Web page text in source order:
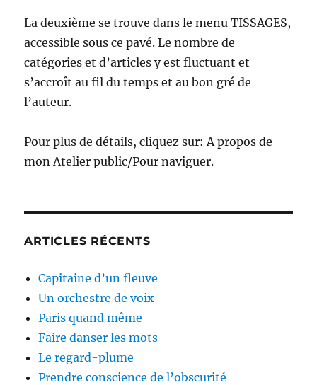
La deuxième se trouve dans le menu TISSAGES,
accessible sous ce pavé. Le nombre de
catégories et d’articles y est fluctuant et
s’accroît au fil du temps et au bon gré de
l’auteur.
Pour plus de détails, cliquez sur: A propos de
mon Atelier public/Pour naviguer.
ARTICLES RÉCENTS
Capitaine d’un fleuve
Un orchestre de voix
Paris quand même
Faire danser les mots
Le regard-plume
Prendre conscience de l’obscurité